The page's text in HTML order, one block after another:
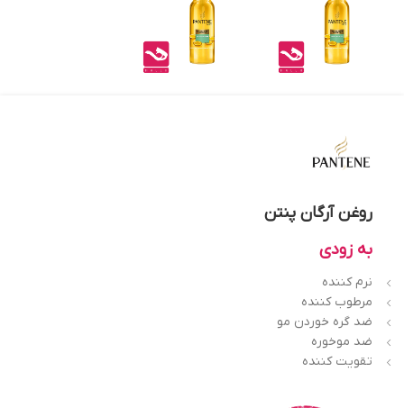
روغن آرگان پنتن
به زودی
نرم کننده
مرطوب کننده
ضد گره خوردن مو
ضد موخوره
تقویت کننده